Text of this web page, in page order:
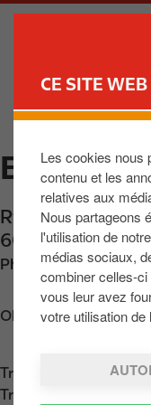
CE SITE
Les cookies nous
contenu et les
relatives aux
Nous partageons
l'utilisation de
médias sociaux,
combiner celles-
vous leur avez
votre utilisation
c
o
n
t
e
n
p
n
c
M
a
ERNELLE
Rte de Mons 196
6031 ,BE
Phone: +3271700667
Obtenir l'itinéraire
Trouvez nous surApp
Trouvez nous sur